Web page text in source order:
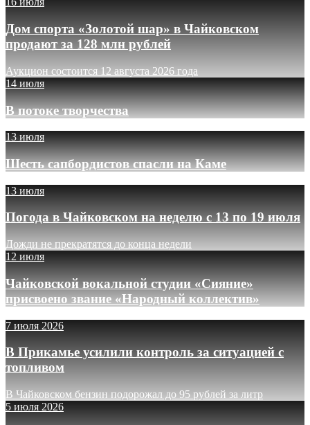
Дом спорта «Золотой шар» в Чайковском
продают за 128 млн рублей
Аукцион состоится 12 августа 2026 года
14 июля
В потоке творчества
13 июля
Шесть сапбордистов спасли на Каме
13 июля
Погода в Чайковском на неделю с 13 по 19 июля
Дожди не прекратятся до конца недели
12 июля
Чайковской вокальной студии «Сияние»
присвоено звание «Народный коллектив»
7 июля 2026
В Прикамье усилили контроль за ситуацией с
топливом
В Чайковском бензин подорожал до 95 рублей за литр
5 июля 2026